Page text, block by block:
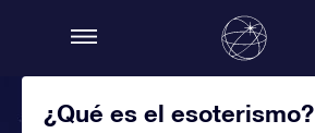
¿Qué es el esoterismo?